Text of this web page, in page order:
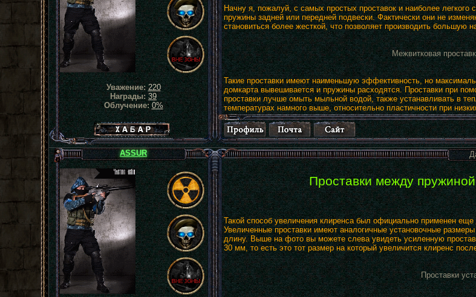
Начну я, пожалуй, с самых простых проставок и наиболее
пружины задней или передней подвески. Фактически они не
становиться более жесткой, что позволяет производить большую
Межвитковая
Такие проставки имеют наименьшую эффективность, но
домкарта вывешивается и пружины расходятся. Проставки при
проставки лучше омыть мыльной водой, также устанавливать в
температурах намного выше, относительно пластичности при
Уважение:220
Награды: 39
Облучение:0%
Хабар сталкера
Проставки между
Такой способ увеличения клиренса был официально применен
Увеличенные проставки имеют аналогичные установочные
длину. Выше на фото вы можете слева увидеть усиленную
30 мм, то есть это тот размер на который увеличится клиренс
Проставки
ASSUR